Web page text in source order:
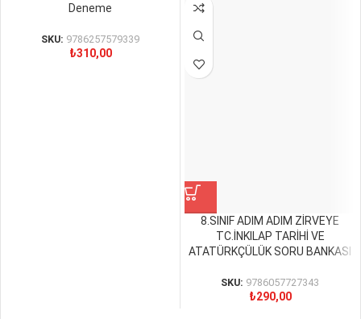
Deneme
SKU: 9786257579339
₺310,00
8.SINIF ADIM ADIM ZİRVEYE
TC.İNKILAP TARİHİ VE
ATATÜRKÇÜLÜK SORU BANKASI
SKU: 9786057727343
₺290,00